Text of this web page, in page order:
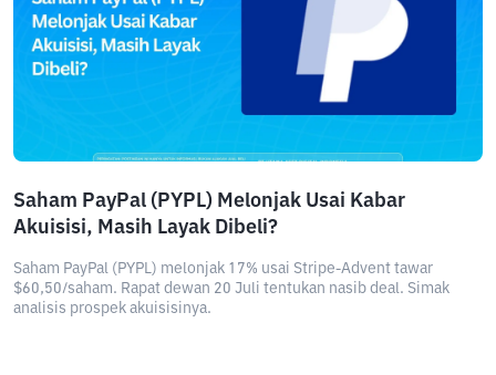
Saham PayPal (PYPL) Melonjak Usai Kabar
Akuisisi, Masih Layak Dibeli?
Saham PayPal (PYPL) melonjak 17% usai Stripe-Advent tawar
$60,50/saham. Rapat dewan 20 Juli tentukan nasib deal. Simak
analisis prospek akuisisinya.